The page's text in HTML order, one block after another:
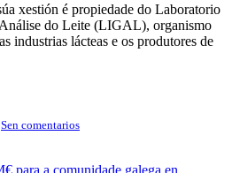
xestión é propiedade do Laboratorio
do Leite (LIGAL), organismo
industrias lácteas e os produtores de
Sen comentarios
para a comunidade galega en